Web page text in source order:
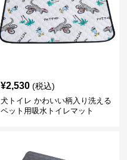
¥2,530 (税込)
犬トイレ かわいい柄入り洗える
ペット用吸水トイレマット